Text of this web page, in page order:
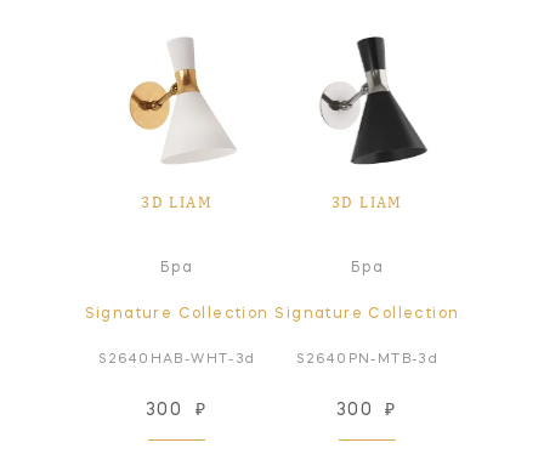
3D LIAM
Бра
Signature Collection
S2640HAB-WHT-3d
300 ₽
3D LIAM
Бра
Signature Collection
S2640PN-MTB-3d
300 ₽